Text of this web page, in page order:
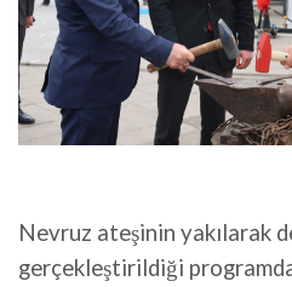
Nevruz ateşinin yakılarak
gerçekleştirildiği